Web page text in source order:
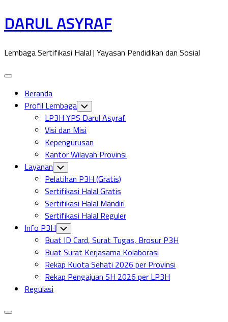
Skip
to
DARUL ASYRAF
Lembaga Sertifikasi Halal | Yayasan Pendidikan dan Sosial
Expand
Current
Page:
Beranda
Profil Lembaga Toggle
Child
Menu
LP3H YPS Darul Asyraf
Visi dan Misi
Kepengurusan
Kantor Wilayah Provinsi
Layanan Toggle
Child
Menu
Pelatihan P3H (Gratis)
Sertifikasi Halal Gratis
Sertifikasi Halal Mandiri
Sertifikasi Halal Reguler
Info P3H Toggle
Child
Menu
Buat ID Card, Surat Tugas, Brosur P3H
Buat Surat Kerjasama Kolaborasi
Rekap Kuota Sehati 2026 per Provinsi
Rekap Pengajuan SH 2026 per LP3H
Regulasi
Expand